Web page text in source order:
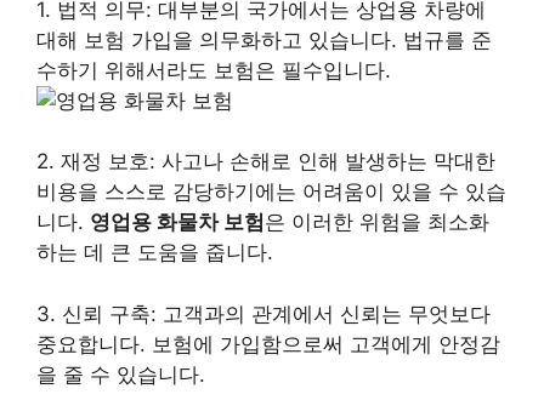
1. 법적 의무: 대부분의 국가에서는 상업용 차량에
대해 보험 가입을 의무화하고 있습니다. 법규를 준
수하기 위해서라도 보험은 필수입니다.
2. 재정 보호: 사고나 손해로 인해 발생하는 막대한
비용을 스스로 감당하기에는 어려움이 있을 수 있습
니다. 영업용 화물차 보험은 이러한 위험을 최소화
하는 데 큰 도움을 줍니다.
3. 신뢰 구축: 고객과의 관계에서 신뢰는 무엇보다
중요합니다. 보험에 가입함으로써 고객에게 안정감
을 줄 수 있습니다.